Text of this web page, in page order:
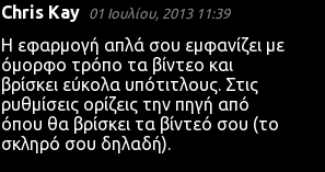
Chris Kay 01 Ιουλίου, 2013 11:39
Η εφαρμογή απλά σου εμφανίζει με
όμορφο τρόπο τα βίντεο και
βρίσκει εύκολα υπότιτλους. Στις
ρυθμίσεις ορίζεις την πηγή από
όπου θα βρίσκει τα βίντεό σου (το
σκληρό σου δηλαδή).